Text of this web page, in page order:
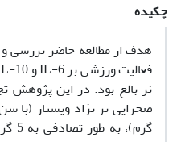
چکیده
هدف از مطالعه حاضر بررسی